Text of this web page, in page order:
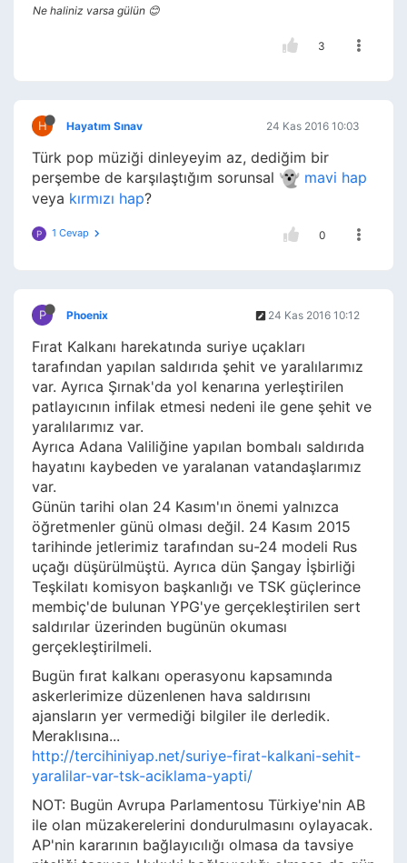
Ne haliniz varsa gülün 😊
3
H Hayatım Sınav 24 Kas 2016 10:03
Türk pop müziği dinleyeyim az, dediğim bir
perşembe de karşılaştığım sorunsal
mavi hap
veya kırmızı hap?
P 1 Cevap 0
P Phoenix 24 Kas 2016 10:12
Fırat Kalkanı harekatında suriye uçakları
tarafından yapılan saldırıda şehit ve yaralılarımız
var. Ayrıca Şırnak'da yol kenarına yerleştirilen
patlayıcının infilak etmesi nedeni ile gene şehit ve
yaralılarımız var.
Ayrıca Adana Valiliğine yapılan bombalı saldırıda
hayatını kaybeden ve yaralanan vatandaşlarımız
var.
Günün tarihi olan 24 Kasım'ın önemi yalnızca
öğretmenler günü olması değil. 24 Kasım 2015
tarihinde jetlerimiz tarafından su-24 modeli Rus
uçağı düşürülmüştü. Ayrıca dün Şangay İşbirliği
Teşkilatı komisyon başkanlığı ve TSK güçlerince
membiç'de bulunan YPG'ye gerçekleştirilen sert
saldırılar üzerinden bugünün okuması
gerçekleştirilmeli.
Bugün fırat kalkanı operasyonu kapsamında
askerlerimize düzenlenen hava saldırısını
ajansların yer vermediği bilgiler ile derledik.
Meraklısına...
http://tercihiniyap.net/suriye-firat-kalkani-sehit-
yaralilar-var-tsk-aciklama-yapti/
NOT: Bugün Avrupa Parlamentosu Türkiye'nin AB
ile olan müzakerelerini dondurulmasını oylayacak.
AP'nin kararının bağlayıcılığı olmasa da tavsiye